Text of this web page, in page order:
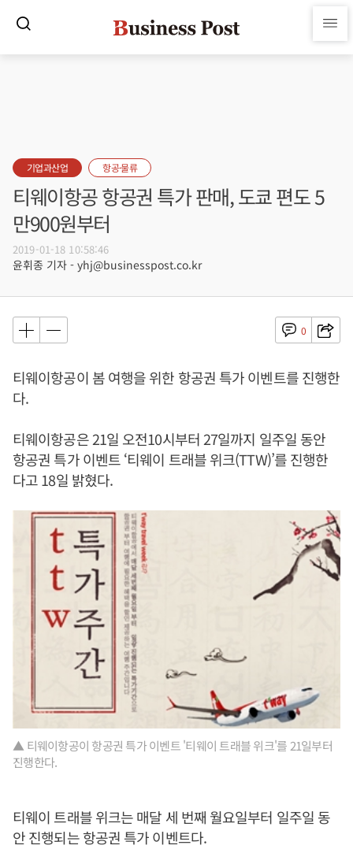
기업과산업 항공·물류
티웨이항공 항공권 특가 판매, 도쿄 편도 5
만900원부터
2019-01-18 10:58:46
윤휘종 기자 - yhj@businesspost.co.kr
0
티웨이항공이 봄 여행을 위한 항공권 특가 이벤트를 진행한
다.
티웨이항공은 21일 오전10시부터 27일까지 일주일 동안
항공권 특가 이벤트 ‘티웨이 트래블 위크(TTW)’를 진행한
다고 18일 밝혔다.
▲ 티웨이항공이 항공권 특가 이벤트 '티웨이 트래블 위크'를 21일부터
진행한다.
티웨이 트래블 위크는 매달 세 번째 월요일부터 일주일 동
안 진행되는 항공권 특가 이벤트다.